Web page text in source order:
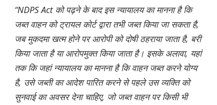
“NDPS Act को पढ़ने के बाद इस न्यायालय का मानना ​​है कि
जब्त वाहन को ट्रायल कोर्ट द्वारा तभी जब्त किया जा सकता है,
जब मुकदमा खत्म होने पर आरोपी को दोषी ठहराया जाता है, बरी
किया जाता है या आरोपमुक्त किया जाता है। इसके अलावा, यहां
तक ​​कि जहां न्यायालय का मानना ​​है कि वाहन जब्त करने योग्य
है, उसे जब्ती का आदेश पारित करने से पहले उस व्यक्ति को
सुनवाई का अवसर देना चाहिए, जो जब्त वाहन पर किसी भी